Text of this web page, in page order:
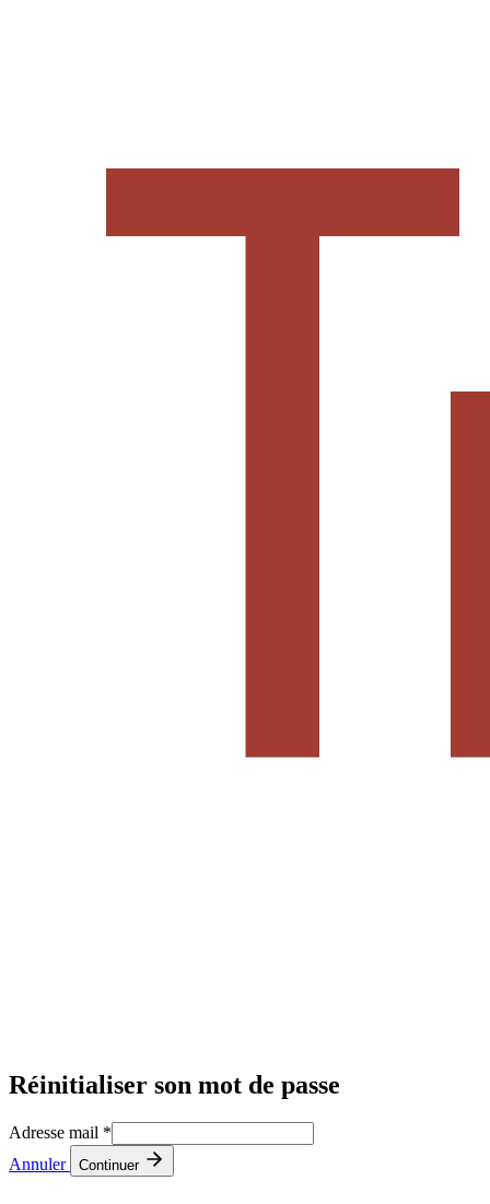
Réinitialiser son mot de passe
Adresse mail *
Annuler
Continuer